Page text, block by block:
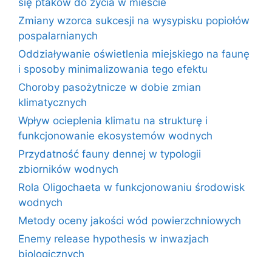
Zmiany wzorca sukcesji na wysypisku popiołów
pospalarnianych
Oddziaływanie oświetlenia miejskiego na faunę
i sposoby minimalizowania tego efektu
Choroby pasożytnicze w dobie zmian
klimatycznych
Wpływ ocieplenia klimatu na strukturę i
funkcjonowanie ekosystemów wodnych
Przydatność fauny dennej w typologii
zbiorników wodnych
Rola Oligochaeta w funkcjonowaniu środowisk
wodnych
Metody oceny jakości wód powierzchniowych
Enemy release hypothesis w inwazjach
biologicznych